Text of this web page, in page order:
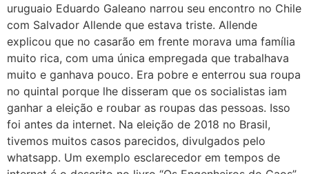
uruguaio Eduardo Galeano narrou seu encontro no Chile
com Salvador Allende que estava triste. Allende
explicou que no casarão em frente morava uma família
muito rica, com uma única empregada que trabalhava
muito e ganhava pouco. Era pobre e enterrou sua roupa
no quintal porque lhe disseram que os socialistas iam
ganhar a eleição e roubar as roupas das pessoas. Isso
foi antes da internet. Na eleição de 2018 no Brasil,
tivemos muitos casos parecidos, divulgados pelo
whatsapp. Um exemplo esclarecedor em tempos de